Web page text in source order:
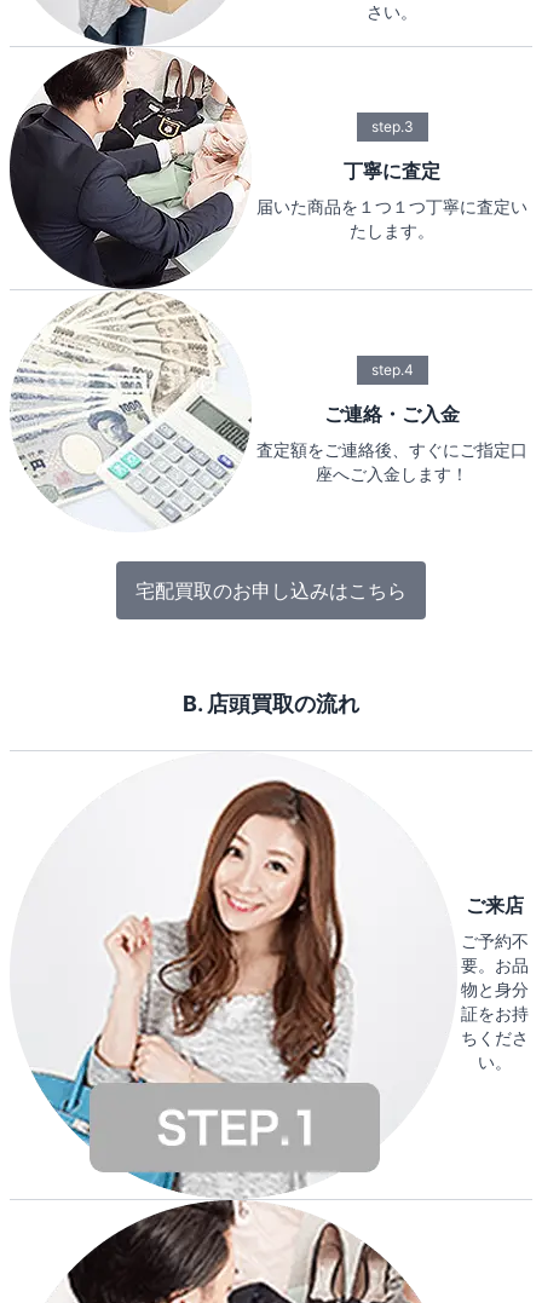
さい。
step.3
丁寧に査定
届いた商品を１つ１つ丁寧に査定い
たします。
step.4
ご連絡・ご入金
査定額をご連絡後、すぐにご指定口
座へご入金します！
宅配買取のお申し込みはこちら
B. 店頭買取の流れ
ご来店
ご予約不
要。お品
物と身分
証をお持
ちくださ
い。